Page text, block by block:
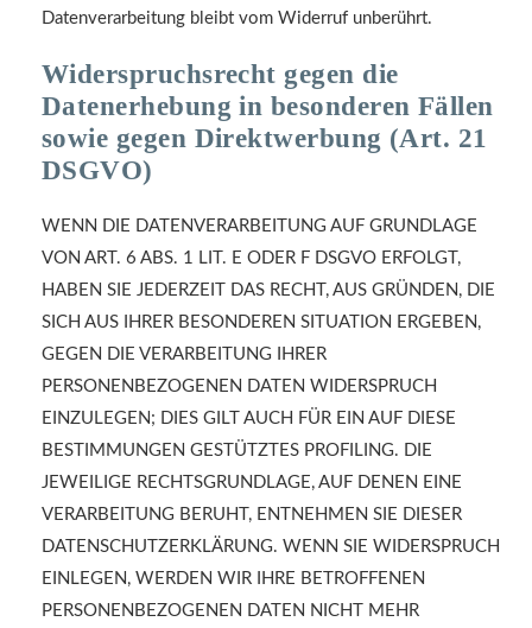
Datenverarbeitung bleibt vom Widerruf unberührt.
Widerspruchsrecht gegen die
Datenerhebung in besonderen Fällen
sowie gegen Direktwerbung (Art. 21
DSGVO)
WENN DIE DATENVERARBEITUNG AUF GRUNDLAGE
VON ART. 6 ABS. 1 LIT. E ODER F DSGVO ERFOLGT,
HABEN SIE JEDERZEIT DAS RECHT, AUS GRÜNDEN, DIE
SICH AUS IHRER BESONDEREN SITUATION ERGEBEN,
GEGEN DIE VERARBEITUNG IHRER
PERSONENBEZOGENEN DATEN WIDERSPRUCH
EINZULEGEN; DIES GILT AUCH FÜR EIN AUF DIESE
BESTIMMUNGEN GESTÜTZTES PROFILING. DIE
JEWEILIGE RECHTSGRUNDLAGE, AUF DENEN EINE
VERARBEITUNG BERUHT, ENTNEHMEN SIE DIESER
DATENSCHUTZERKLÄRUNG. WENN SIE WIDERSPRUCH
EINLEGEN, WERDEN WIR IHRE BETROFFENEN
PERSONENBEZOGENEN DATEN NICHT MEHR